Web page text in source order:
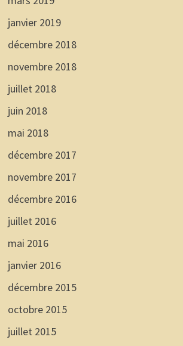
janvier 2019
décembre 2018
novembre 2018
juillet 2018
juin 2018
mai 2018
décembre 2017
novembre 2017
décembre 2016
juillet 2016
mai 2016
janvier 2016
décembre 2015
octobre 2015
juillet 2015